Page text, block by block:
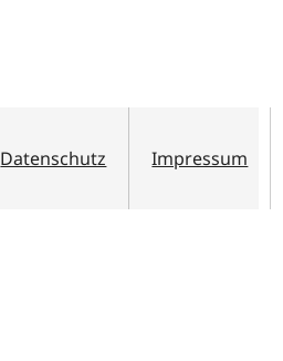
Datenschutz Impressum